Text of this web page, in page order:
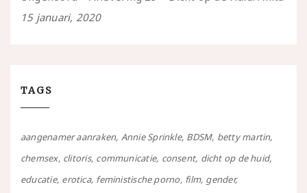
15 januari, 2020
TAGS
aangenamer aanraken Annie Sprinkle BDSM betty martin
chemsex clitoris communicatie consent dicht op de huid
educatie erotica feministische porno film gender